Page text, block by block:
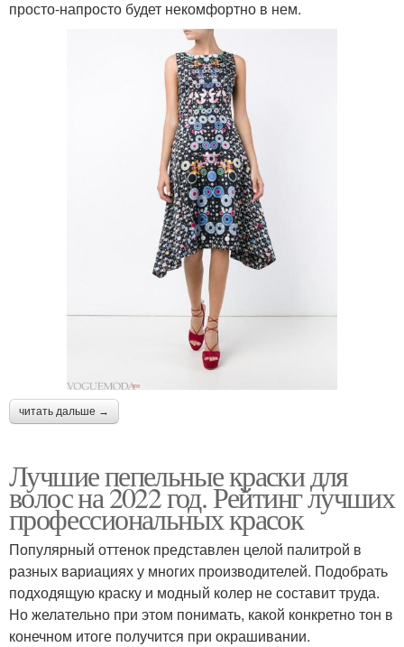
просто-напросто будет некомфортно в нем.
читать дальше →
Лучшие пепельные краски для
волос на 2022 год. Рейтинг лучших
профессиональных красок
Популярный оттенок представлен целой палитрой в
разных вариациях у многих производителей. Подобрать
подходящую краску и модный колер не составит труда.
Но желательно при этом понимать, какой конкретно тон в
конечном итоге получится при окрашивании.